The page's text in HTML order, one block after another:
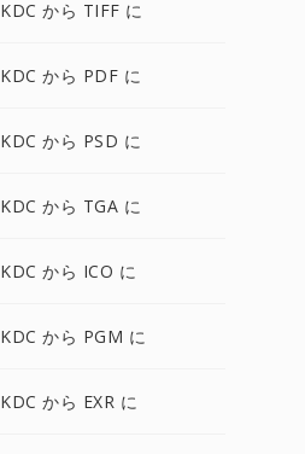
KDC から TIFF に
KDC から PDF に
KDC から PSD に
KDC から TGA に
KDC から ICO に
KDC から PGM に
KDC から EXR に